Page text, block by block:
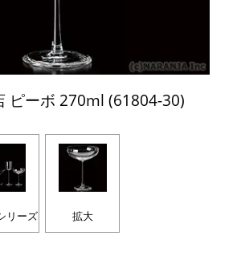
ピーボ 270ml (61804-30)
リーズ 拡大